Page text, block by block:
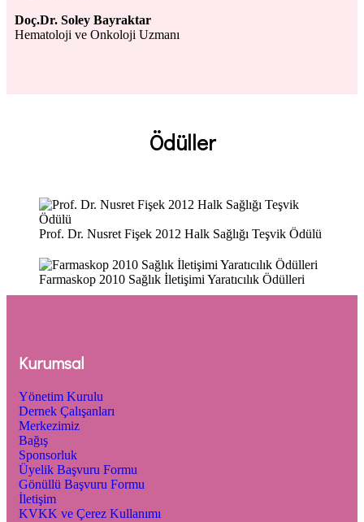
Doç.Dr. Soley Bayraktar
Hematoloji ve Onkoloji Uzmanı
Ödüller
Prof. Dr. Nusret Fişek 2012 Halk Sağlığı Teşvik Ödülü
Farmaskop 2010 Sağlık İletişimi Yaratıcılık Ödülleri
Kurumsal
Yönetim Kurulu
Dernek Çalışanları
Merkezimiz
Bağış
Sponsorluk
Üyelik Başvuru Formu
Gönüllü Başvuru Formu
İletişim
KVKK ve Çerez Kullanımı